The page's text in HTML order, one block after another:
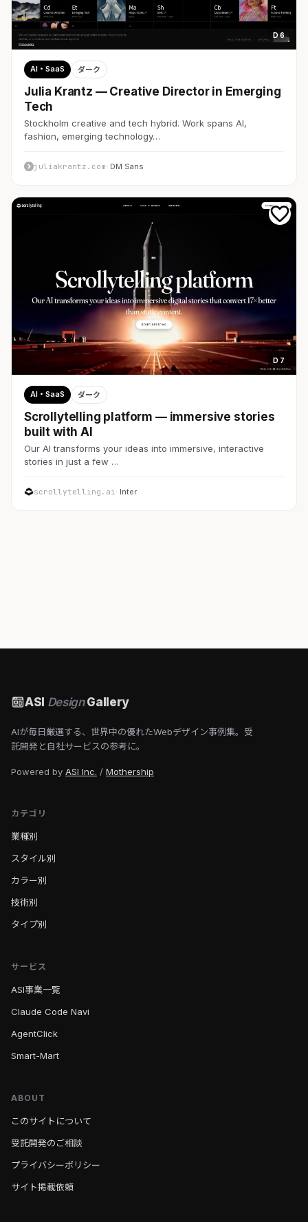
D 6
AI・SaaS ダーク
Julia Krantz — Creative Director in Emerging
Tech
Stockholm creative and tech hybrid. Work spans AI,
fashion, emerging technology…
juliakrantz.com· DM Sans
D 7
AI・SaaS ダーク
Scrollytelling platform — immersive stories
built with AI
Our AI transforms your ideas into immersive, interactive
stories in just a few …
scrollytelling.ai· Inter
ASI DesignGallery
AIが毎日厳選する、世界中の優れたWebデザイン事例集。受
託開発と自社サービスの参考に。
Powered by ASI Inc. / Mothership
カテゴリ
業種別
スタイル別
カラー別
技術別
タイプ別
サービス
ASI事業一覧
Claude Code Navi
AgentClick
Smart-Mart
ABOUT
このサイトについて
受託開発のご相談
プライバシーポリシー
サイト掲載依頼